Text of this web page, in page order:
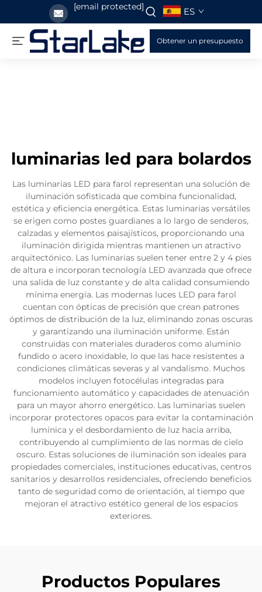
[email protected] ES
Obtener un presupuesto
luminarias led para bolardos
Las luminarias LED para farol representan una solución de
iluminación sofisticada que combina funcionalidad,
estética y eficiencia energética. Estas luminarias versátiles
se erigen como postes guardianes a lo largo de senderos,
calzadas y elementos paisajísticos, proporcionando una
iluminación dirigida mientras mantienen un atractivo
arquitectónico. Las luminarias suelen tener entre 2 y 4 pies
de altura e incorporan tecnología LED avanzada que ofrece
una salida de luz constante y de alta calidad consumiendo
mínima energía. Las modernas luces LED para farol
cuentan con ópticas de precisión que crean patrones
óptimos de distribución de la luz, eliminando zonas oscuras
y garantizando una iluminación uniforme. Están
construidas con materiales duraderos como aluminio
fundido o acero inoxidable, lo que las hace resistentes a
condiciones climáticas severas y al vandalismo. Muchos
modelos incluyen fotocélulas integradas para
funcionamiento automático y capacidades de atenuación
para un mayor ahorro energético. Las luminarias suelen
incorporar protectores opacos para evitar la contaminación
lumínica y el desbordamiento de luz hacia arriba,
contribuyendo al cumplimiento de las normas de cielo
oscuro. Estas soluciones de iluminación son ideales para
propiedades comerciales, instituciones educativas, centros
sanitarios y desarrollos residenciales, ofreciendo beneficios
tanto de seguridad como de orientación, al tiempo que
mejoran el atractivo estético general de los espacios
exteriores.
Productos Populares